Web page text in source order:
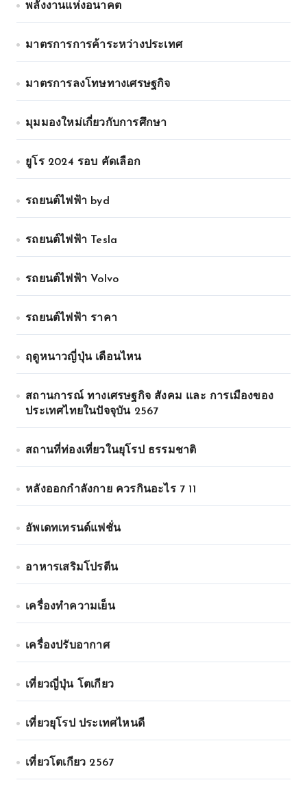
พลังงานแห่งอนาคต
มาตรการการค้าระหว่างประเทศ
มาตรการลงโทษทางเศรษฐกิจ
มุมมองใหม่เกี่ยวกับการศึกษา
ยูโร 2024 รอบ คัดเลือก
รถยนต์ไฟฟ้า byd
รถยนต์ไฟฟ้า Tesla
รถยนต์ไฟฟ้า Volvo
รถยนต์ไฟฟ้า ราคา
ฤดูหนาวญี่ปุ่น เดือนไหน
สถานการณ์ ทางเศรษฐกิจ สังคม และ การเมืองของ
ประเทศไทยในปัจจุบัน 2567
สถานที่ท่องเที่ยวในยุโรป ธรรมชาติ
หลังออกกําลังกาย ควรกินอะไร 7 11
อัพเดทเทรนด์แฟชั่น
อาหารเสริมโปรตีน
เครื่องทำความเย็น
เครื่องปรับอากาศ
เที่ยวญี่ปุ่น โตเกียว
เที่ยวยุโรป ประเทศไหนดี
เที่ยวโตเกียว 2567